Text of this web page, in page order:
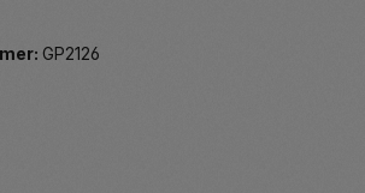
GP2126